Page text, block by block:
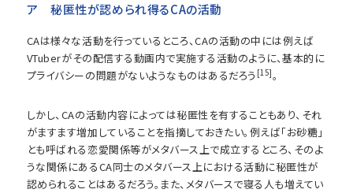
ア 秘匿性が認められ得るCAの活動
CAは様々な活動を行っているところ、CAの活動の中には例えば
VTuberがその配信する動画内で実施する活動のように、基本的に
プライバシーの問題がないようなものはあるだろう [15]。
しかし、CAの活動内容によっては秘匿性を有することもあり、それ
がますます増加していることを指摘しておきたい。例えば「お砂糖」
とも呼ばれる恋愛関係等がメタバース上で成立するところ、そのよ
うな関係にあるCA同士のメタバース上における活動に秘匿性が
認められることはあるだろう。また、メタバースで寝る人も増えてい